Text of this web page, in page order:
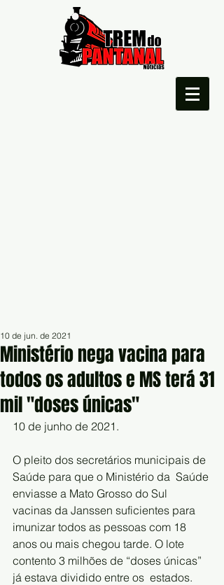
Ministério nega vacina para
todos os adultos e MS terá 31
mil "doses únicas"
10 de jun. de 2021
10 de junho de 2021.
O pleito dos secretários municipais de
Saúde para que o Ministério da  Saúde
enviasse a Mato Grosso do Sul
vacinas da Janssen suficientes para
imunizar todos as pessoas com 18
anos ou mais chegou tarde. O lote
contento 3 milhões de “doses únicas”
já estava dividido entre os  estados.